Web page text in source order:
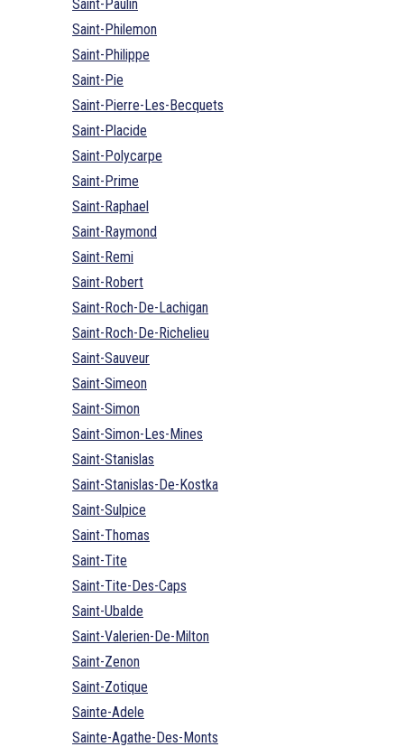
Saint-Paulin
Saint-Philemon
Saint-Philippe
Saint-Pie
Saint-Pierre-Les-Becquets
Saint-Placide
Saint-Polycarpe
Saint-Prime
Saint-Raphael
Saint-Raymond
Saint-Remi
Saint-Robert
Saint-Roch-De-Lachigan
Saint-Roch-De-Richelieu
Saint-Sauveur
Saint-Simeon
Saint-Simon
Saint-Simon-Les-Mines
Saint-Stanislas
Saint-Stanislas-De-Kostka
Saint-Sulpice
Saint-Thomas
Saint-Tite
Saint-Tite-Des-Caps
Saint-Ubalde
Saint-Valerien-De-Milton
Saint-Zenon
Saint-Zotique
Sainte-Adele
Sainte-Agathe-Des-Monts